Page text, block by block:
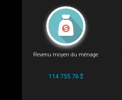
Revenu moyen du ménage
114 755.76 $